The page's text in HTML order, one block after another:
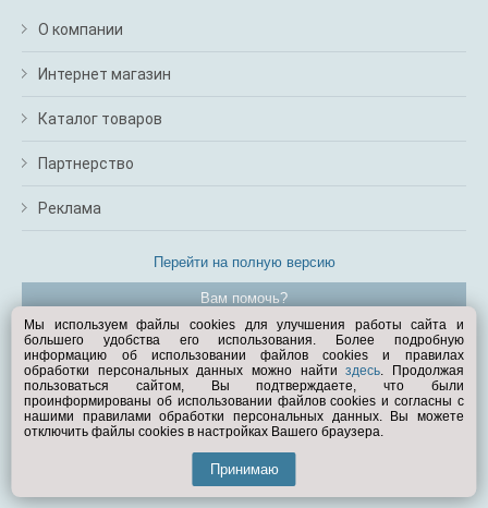
О компании
Интернет магазин
Каталог товаров
Партнерство
Реклама
Перейти на полную версию
Вам помочь?
© Exist.ru 1998—2026
Мы используем файлы cookies для улучшения работы сайта и
большего удобства его использования. Более подробную
информацию об использовании файлов cookies и правилах
обработки персональных данных можно найтиздесь. Продолжая
пользоваться сайтом, Вы подтверждаете, что были
проинформированы об использовании файлов cookies и согласны с
нашими правилами обработки персональных данных. Вы можете
отключить файлы cookies в настройках Вашего браузера.
Принимаю